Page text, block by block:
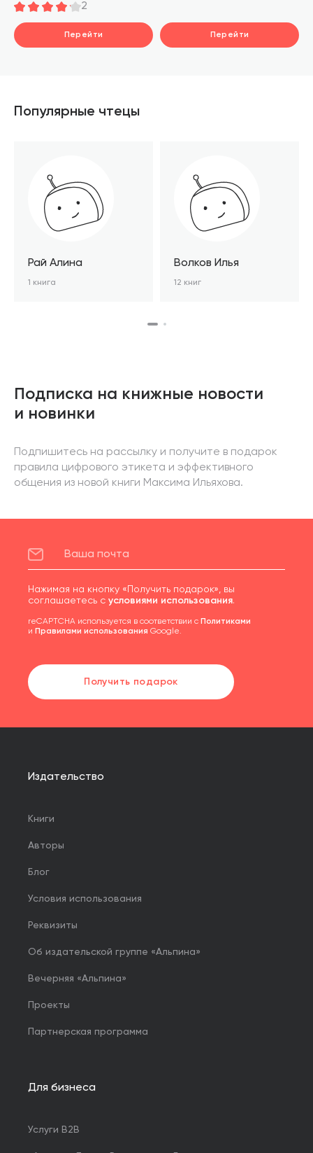
2
Перейти Перейти
Популярные чтецы
Рай Алина
1 книга
Волков Илья
12 книг
Подписка на книжные новости
и новинки
Подпишитесь на рассылку и получите в подарок
правила цифрового этикета и эффективного
общения из новой книги Максима Ильяхова.
Нажимая на кнопку «Получить подарок», вы
соглашаетесь с условиями использования.
reCAPTCHA используется в соответствии с Политиками
и Правилами использования Google.
Получить подарок
Издательство
Книги
Авторы
Блог
Условия использования
Реквизиты
Об издательской группе «Альпина»
Вечерняя «Альпина»
Проекты
Партнерская программа
Для бизнеса
Услуги B2B